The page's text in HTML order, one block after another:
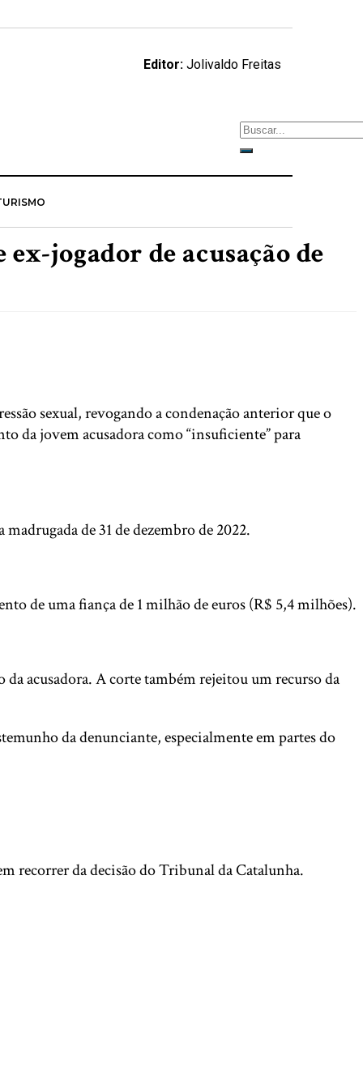
Editor:Jolivaldo Freitas
jogador de acusação de
sexual, revogando a condenação anterior que o
da jovem acusadora como “insuficiente” para
de 31 de dezembro de 2022.
de uma fiança de 1 milhão de euros (R$ 5,4 milhões).
acusadora. A corte também rejeitou um recurso da
da denunciante, especialmente em partes do
recorrer da decisão do Tribunal da Catalunha.